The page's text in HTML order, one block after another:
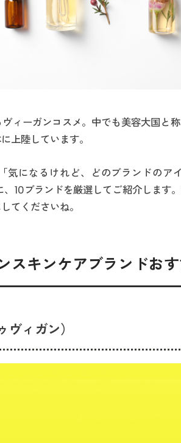
ィーガンコスメ。中でも美容大国と
上陸しています。
気になるけれど、どのブランドのア
10ブランドを厳選してご紹介します
てくださいね。
スキンケアブランドお
ィガン）